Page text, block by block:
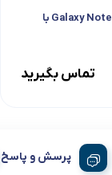
سامسونگ مدل Galaxy Note 10 Plus با
تماس بگیرید
پرسش و پاسخ